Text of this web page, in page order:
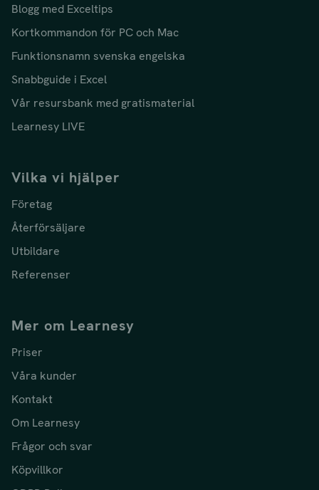
Blogg med Exceltips
Kortkommandon för PC och Mac
Funktionsnamn svenska engelska
Snabbguide i Excel
Vår resursbank med gratismaterial
Learnesy LIVE
Vilka vi hjälper
Företag
Återförsäljare
Utbildare
Referenser
Mer om Learnesy
Priser
Våra kunder
Kontakt
Om Learnesy
Frågor och svar
Köpvillkor